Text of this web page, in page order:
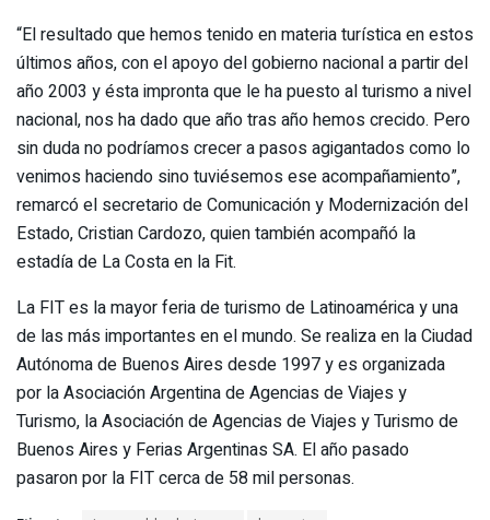
“El resultado que hemos tenido en materia turística en estos
últimos años, con el apoyo del gobierno nacional a partir del
año 2003 y ésta impronta que le ha puesto al turismo a nivel
nacional, nos ha dado que año tras año hemos crecido. Pero
sin duda no podríamos crecer a pasos agigantados como lo
venimos haciendo sino tuviésemos ese acompañamiento”,
remarcó el secretario de Comunicación y Modernización del
Estado, Cristian Cardozo, quien también acompañó la
estadía de La Costa en la Fit.
La FIT es la mayor feria de turismo de Latinoamérica y una
de las más importantes en el mundo. Se realiza en la Ciudad
Autónoma de Buenos Aires desde 1997 y es organizada
por la Asociación Argentina de Agencias de Viajes y
Turismo, la Asociación de Agencias de Viajes y Turismo de
Buenos Aires y Ferias Argentinas SA. El año pasado
pasaron por la FIT cerca de 58 mil personas.